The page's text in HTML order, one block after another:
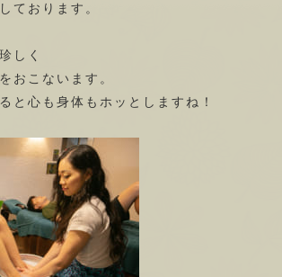
ております。
しく
おこないます。
と心も身体もホッとしますね！